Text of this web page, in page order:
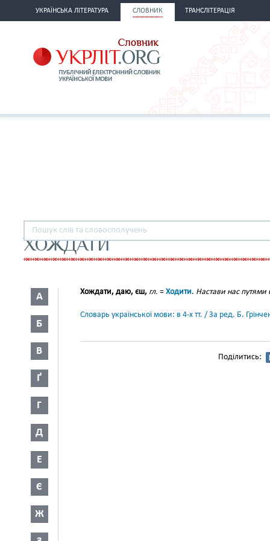
УКРАЇНСЬКА ЛІТЕРАТУРА СЛОВНИК ТРАНСЛІТЕРАЦІЯ
ХОЖДАТИ
А
Б
В
Ґ
Г
Д
Е
Є
Ж
Хождати, даю, єш, гл. = Ходити. Настави нас
Словарь української мови: в 4-х тт. / За ред. Б.
Поділитись: